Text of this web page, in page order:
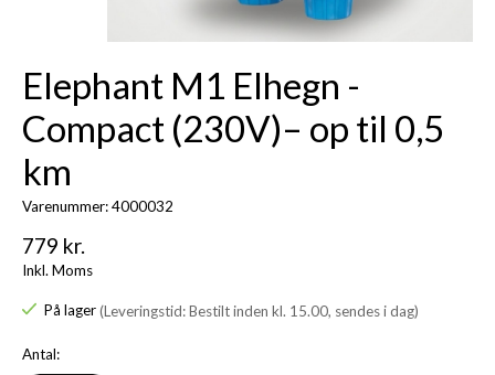
Elephant M1 Elhegn -
Compact (230V)– op til 0,5
km
Varenummer: 4000032
779 kr.
Inkl. Moms
På lager(Leveringstid: Bestilt inden kl. 15.00, sendes i dag)
Antal: